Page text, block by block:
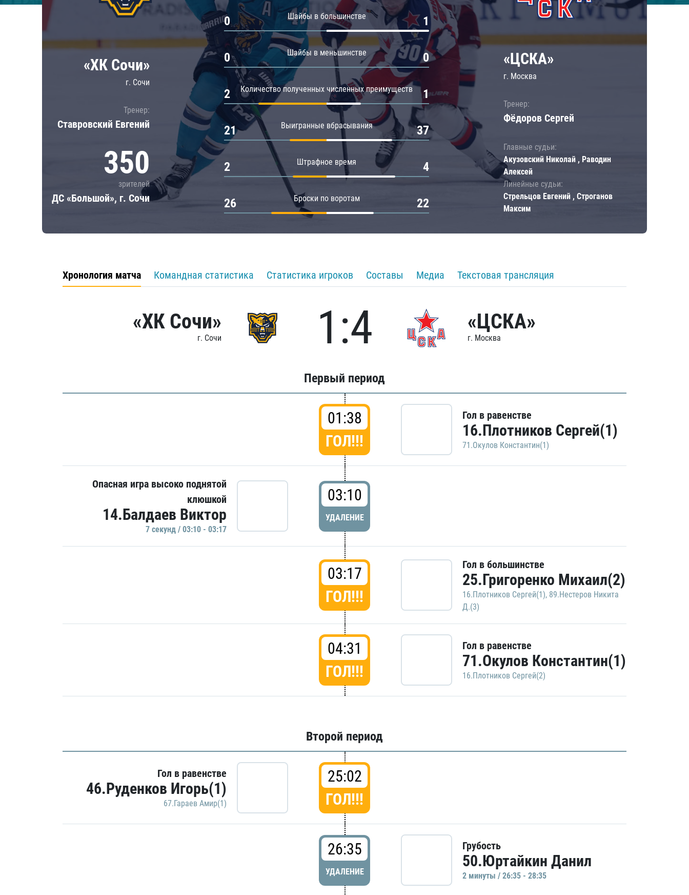
Локомотив
ЦСКА
Шанхайские Драконы
Амур
Барыс
Салават Юлаев
«ХК Сочи»
г. Сочи
Тренер:
Ставровский Евгений
350
зрителей
ДС «Большой», г. Сочи
Шайбы в большинстве
0 1
Шайбы в меньшинстве
0 0
Количество полученных численных преимуществ
2 1
Выигранные вбрасывания
21 37
Штрафное время
2 4
Броски по воротам
26 22
«ЦСКА»
г. Москва
Тренер:
Фёдоров Сергей
Главные судьи:
Акузовский Николай , Раводин
Алексей
Линейные судьи:
Стрельцов Евгений , Строганов
Максим
Хронология матча Командная статистика Статистика игроков Составы Медиа Текстовая трансляция
«ХК Сочи»
г. Сочи 1:4 «ЦСКА»
г. Москва
Первый период
01:38
ГОЛ!!!
Гол в равенстве
16.Плотников Сергей(1)
71.Окулов Константин(1)
Опасная игра высоко поднятой
клюшкой
14.Балдаев Виктор
7 секунд / 03:10 - 03:17
03:10
УДАЛЕНИЕ
03:17
ГОЛ!!!
Гол в большинстве
25.Григоренко Михаил(2)
16.Плотников Сергей(1), 89.Нестеров Никита
Д.(3)
04:31
ГОЛ!!!
Гол в равенстве
71.Окулов Константин(1)
16.Плотников Сергей(2)
Второй период
Гол в равенстве
46.Руденков Игорь(1)
67.Гараев Амир(1)
25:02
ГОЛ!!!
26:35
УДАЛЕНИЕ
Грубость
50.Юртайкин Данил
2 минуты / 26:35 - 28:35